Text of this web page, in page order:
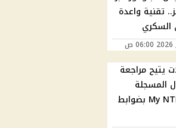
تقنية واعدة
السكري
يتيح مراجعة
المسجلة
باسمك عبر My NTRA بضوابط